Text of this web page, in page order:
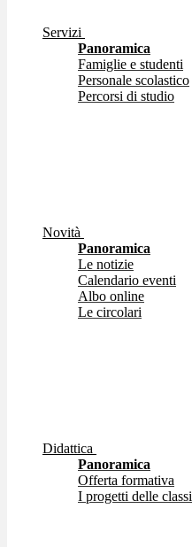
Servizi
Panoramica
Famiglie e studenti
Personale scolastico
Percorsi di studio
Novità
Panoramica
Le notizie
Calendario eventi
Albo online
Le circolari
Didattica
Panoramica
Offerta formativa
I progetti delle classi